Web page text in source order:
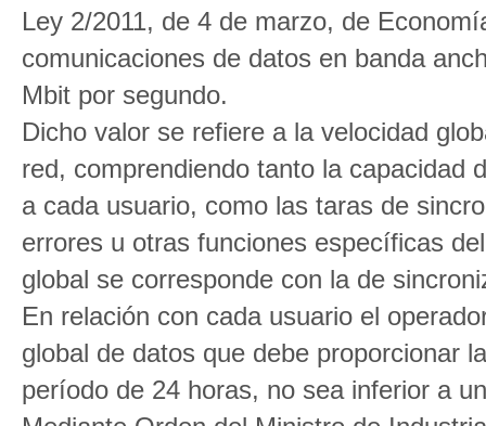
Ley 2/2011, de 4 de marzo, de
comunicaciones de datos en banda
Mbit por segundo.
Dicho valor se refiere a la velocidad
red, comprendiendo tanto la capacidad
a cada usuario, como las taras de
errores u otras funciones específicas
global se corresponde con la de
En relación con cada usuario el
global de datos que debe proporcionar
período de 24 horas, no sea inferior a